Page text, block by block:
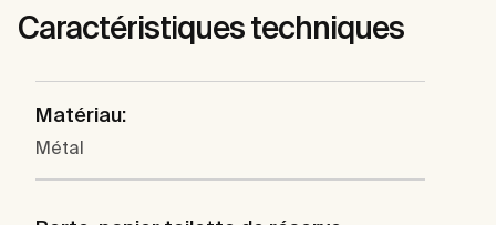
Caractéristiques techniques
Matériau:
Métal